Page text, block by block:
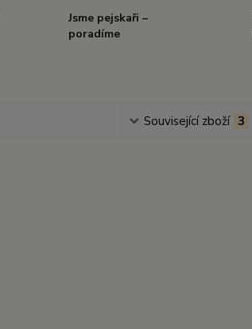
Jsme pejskaři –
poradíme
Související zboží 3